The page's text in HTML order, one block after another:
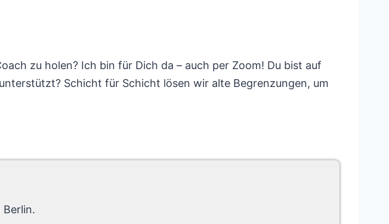
zu holen? Ich bin für Dich da – auch per Zoom! Du bist auf
Schicht für Schicht lösen wir alte Begrenzungen, um
Berlin.